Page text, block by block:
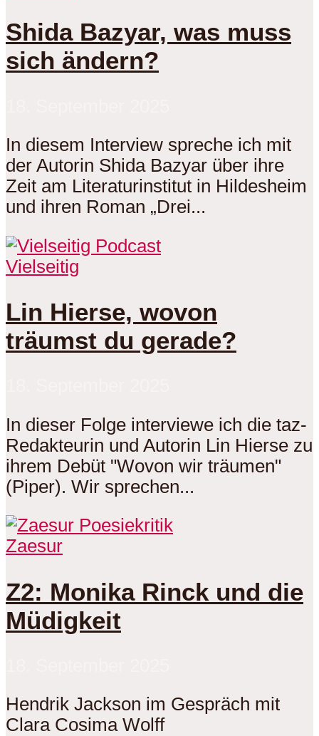
Shida Bazyar, was muss
sich ändern?
In diesem Interview spreche ich mit
der Autorin Shida Bazyar über ihre
Zeit am Literaturinstitut in Hildesheim
und ihren Roman „Drei...
Vielseitig
Lin Hierse, wovon
träumst du gerade?
In dieser Folge interviewe ich die taz-
Redakteurin und Autorin Lin Hierse zu
ihrem Debüt "Wovon wir träumen"
(Piper). Wir sprechen...
Zaesur
Z2: Monika Rinck und die
Müdigkeit
Hendrik Jackson im Gespräch mit
Clara Cosima Wolff